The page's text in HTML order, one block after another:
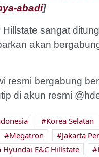
abadi]
sangat
akan
resmi bergabung
di akun resmi
Korea Selatan
Megatron Jakarta
Hyundai E&C Hillstate